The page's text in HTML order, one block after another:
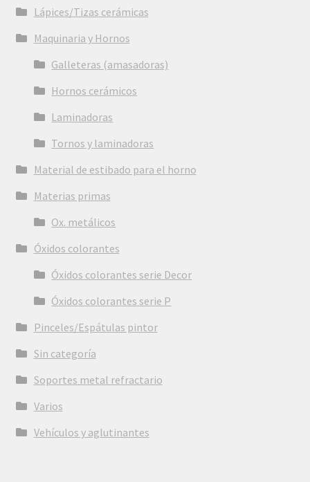
Lápices/Tizas cerámicas
Maquinaria y Hornos
Galleteras (amasadoras)
Hornos cerámicos
Laminadoras
Tornos y laminadoras
Material de estibado para el horno
Materias primas
Ox. metálicos
Óxidos colorantes
Óxidos colorantes serie Decor
Óxidos colorantes serie P
Pinceles/Espátulas pintor
Sin categoría
Soportes metal refractario
Varios
Vehículos y aglutinantes